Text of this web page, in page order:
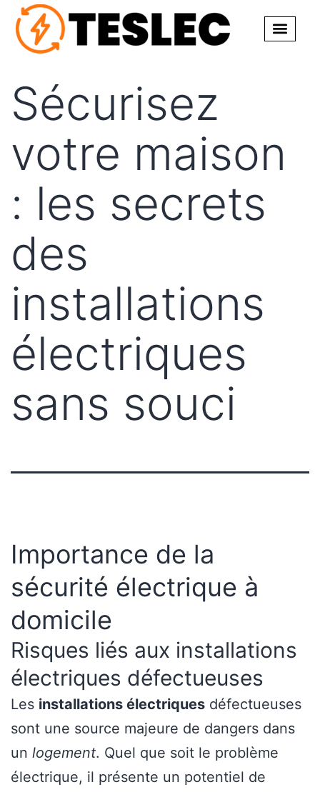
Sécurisez
votre maison
: les secrets
des
installations
électriques
sans souci
Importance de la
sécurité électrique à
domicile
Risques liés aux installations
électriques défectueuses
Les installations électriques défectueuses
sont une source majeure de dangers dans
un logement. Quel que soit le problème
électrique, il présente un potentiel de